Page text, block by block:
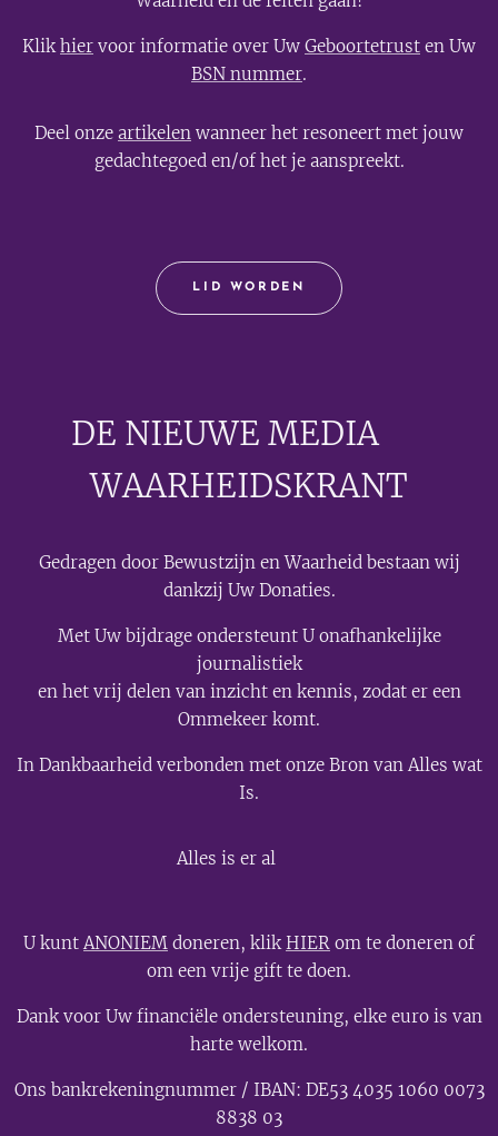
Klikhier voor informatie over Uw Geboortetrust en Uw
BSN nummer.
Deel onze artikelen wanneer het resoneert met jouw
gedachtegoed en/of het je aanspreekt.
LID WORDEN
DE NIEUWE MEDIA🟣
WAARHEIDSKRANT
Gedragen door Bewustzijn en Waarheid bestaan wij
dankzij Uw Donaties.
Met Uw bijdrage ondersteunt U onafhankelijke
journalistiek
en het vrij delen van inzicht en kennis, zodat er een
Ommekeer komt.
In Dankbaarheid verbonden met onze Bron van Alles wat
Is.
Alles is er al
U kuntANONIEM doneren, klikHIER om te doneren of
om een vrije gift te doen.
Dank voor Uw financiële ondersteuning, elke euro is van
harte welkom.
Ons bankrekeningnummer / IBAN: DE53 4035 1060 0073
8838 03